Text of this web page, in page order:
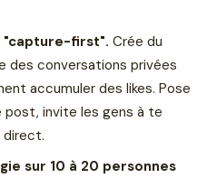
"capture-first". Crée du
des conversations privées
accumuler des likes. Pose
post, invite les gens à te
direct.
sur 10 à 20 personnes